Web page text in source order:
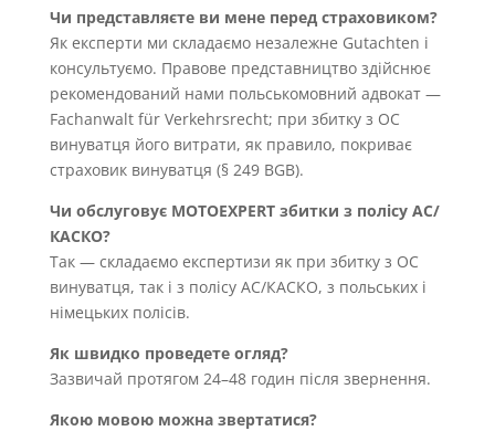
Чи представляєте ви мене перед страховиком?
Як експерти ми складаємо незалежне Gutachten і
консультуємо. Правове представництво здійснює
рекомендований нами польськомовний адвокат —
Fachanwalt für Verkehrsrecht; при збитку з OC
винуватця його витрати, як правило, покриває
страховик винуватця (§ 249 BGB).
Чи обслуговує MOTOEXPERT збитки з полісу AC/
КАСКО?
Так — складаємо експертизи як при збитку з OC
винуватця, так і з полісу AC/КАСКО, з польських і
німецьких полісів.
Як швидко проведете огляд?
Зазвичай протягом 24–48 годин після звернення.
Якою мовою можна звертатися?